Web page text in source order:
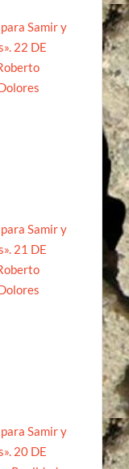
Samir y
22 DE
Samir y
21 DE
Samir y
20 DE